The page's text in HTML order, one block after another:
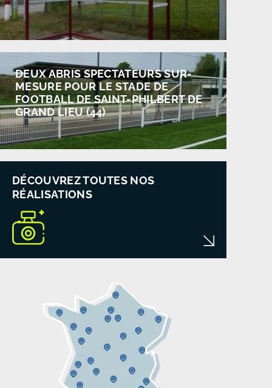
DEUX ABRIS SPECTATEURS SUR-
MESURE POUR LE STADE DE
FOOTBALL DE SAINT-PHILBERT DE
GRAND LIEU (44)
DÉCOUVREZ TOUTES NOS
RÉALISATIONS